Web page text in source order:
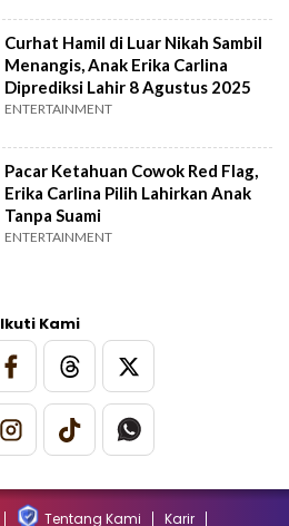
Curhat Hamil di Luar Nikah Sambil
Menangis, Anak Erika Carlina
Diprediksi Lahir 8 Agustus 2025
ENTERTAINMENT
Pacar Ketahuan Cowok Red Flag,
Erika Carlina Pilih Lahirkan Anak
Tanpa Suami
ENTERTAINMENT
Ikuti Kami
Tentang Kami Karir